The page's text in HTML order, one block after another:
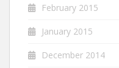
February 2015
January 2015
December 2014